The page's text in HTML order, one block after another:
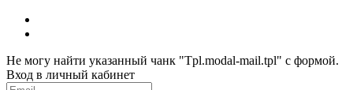
Не могу найти указанный чанк "Tpl.modal-mail.tpl" с формой.
Вход в личный кабинет